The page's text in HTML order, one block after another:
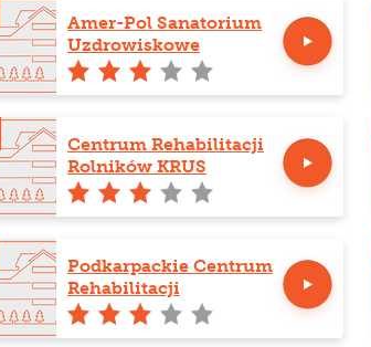
Amer-Pol Sanatorium
Uzdrowiskowe
Centrum Rehabilitacji
Rolników KRUS
Sasanka
Podkarpackie Centrum
Rehabilitacji
Kardiologicznej
Polonia